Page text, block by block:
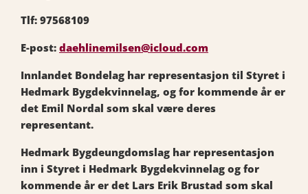
Tlf: 97568109
E-post: daehlinemilsen@icloud.com
Innlandet Bondelag har representasjon til Styret i
Hedmark Bygdekvinnelag, og for kommende år er
det Emil Nordal som skal være deres
representant.
Hedmark Bygdeungdomslag har representasjon
inn i Styret i Hedmark Bygdekvinnelag og for
kommende år er det Lars Erik Brustad som skal